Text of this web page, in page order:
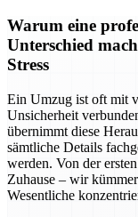
Warum eine
Unterschied
Stress
Ein Umzug ist oft mit
Unsicherheit
übernimmt diese
sämtliche Details
werden. Von der
Zuhause – wir
Wesentliche